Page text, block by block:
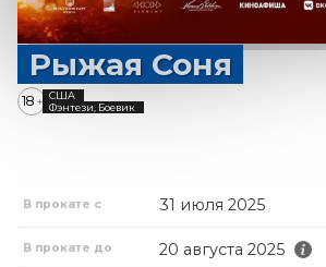
Рыжая Соня
18 + США
Фэнтези, Боевик
В прокате с 31 июля 2025
В прокате до 20 августа 2025